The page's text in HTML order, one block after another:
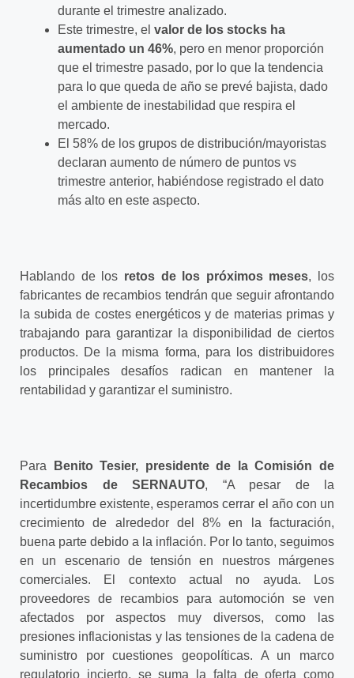
durante el trimestre analizado.
Este trimestre, el valor de los stocks ha
aumentado un 46%, pero en menor proporción
que el trimestre pasado, por lo que la tendencia
para lo que queda de año se prevé bajista, dado
el ambiente de inestabilidad que respira el
mercado.
El 58% de los grupos de distribución/mayoristas
declaran aumento de número de puntos vs
trimestre anterior, habiéndose registrado el dato
más alto en este aspecto.
Hablando de los retos de los próximos meses, los
fabricantes de recambios tendrán que seguir afrontando
la subida de costes energéticos y de materias primas y
trabajando para garantizar la disponibilidad de ciertos
productos. De la misma forma, para los distribuidores
los principales desafíos radican en mantener la
rentabilidad y garantizar el suministro.
Para
Benito Tesier, presidente de la Comisión de
Recambios de SERNAUTO, “A pesar de la
incertidumbre existente, esperamos cerrar el año con un
crecimiento de alrededor del 8% en la facturación,
buena parte debido a la inflación. Por lo tanto, seguimos
en un escenario de tensión en nuestros márgenes
comerciales. El contexto actual no ayuda. Los
proveedores de recambios para automoción se ven
afectados por aspectos muy diversos, como las
presiones inflacionistas y las tensiones de la cadena de
suministro por cuestiones geopolíticas. A un marco
regulatorio incierto, se suma la falta de oferta como